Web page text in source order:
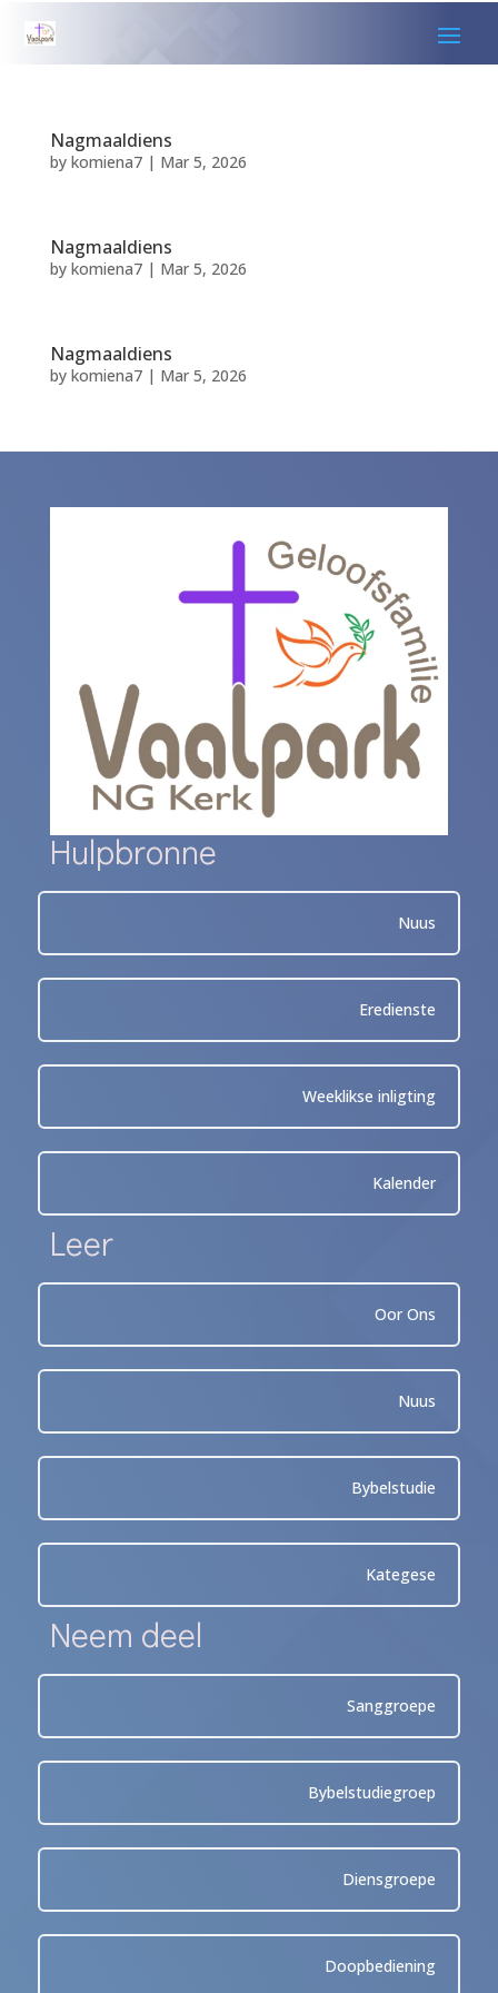
Nagmaaldiens
by komiena7| Mar 5, 2026
Nagmaaldiens
by komiena7| Mar 5, 2026
Nagmaaldiens
by komiena7| Mar 5, 2026
Hulpbronne
Nuus
Eredienste
Weeklikse inligting
Kalender
Leer
Oor Ons
Nuus
Bybelstudie
Kategese
Neem deel
Sanggroepe
Bybelstudiegroep
Diensgroepe
Doopbediening